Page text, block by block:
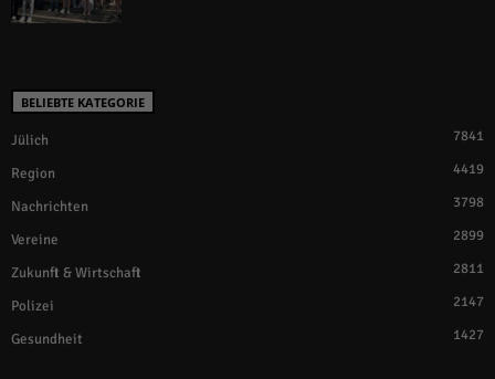
BELIEBTE KATEGORIE
Jülich 7841
Region 4419
Nachrichten 3798
Vereine 2899
Zukunft & Wirtschaft 2811
Polizei 2147
Gesundheit 1427